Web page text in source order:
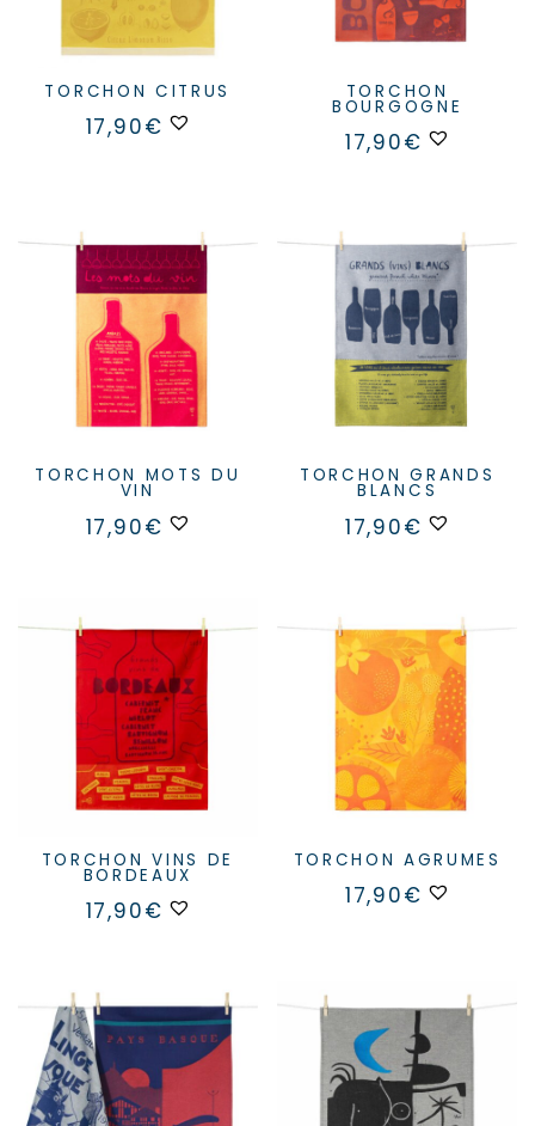
TORCHON CITRUS
17,90€
TORCHON
BOURGOGNE
17,90€
TORCHON MOTS DU
VIN
17,90€
TORCHON GRANDS
BLANCS
17,90€
TORCHON VINS DE
BORDEAUX
17,90€
TORCHON AGRUMES
17,90€